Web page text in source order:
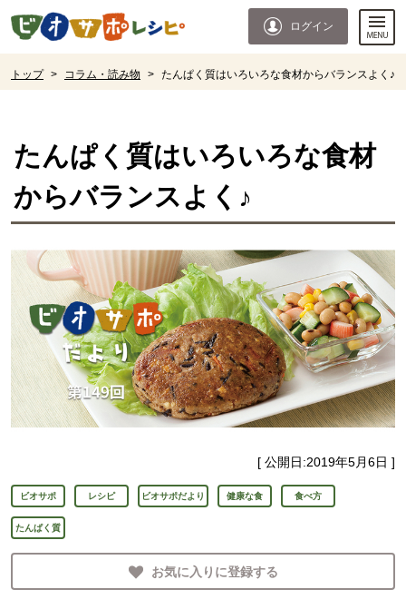
ページの先頭です。
ログイン
トップ > コラム・読み物 > たんぱく質はいろいろな食材からバランスよく♪
たんぱく質はいろいろな食材
からバランスよく♪
[ 公開日:2019年5月6日 ]
ビオサポ レシピ ビオサポだより 健康な食 食べ方
たんぱく質
お気に入りに登録する